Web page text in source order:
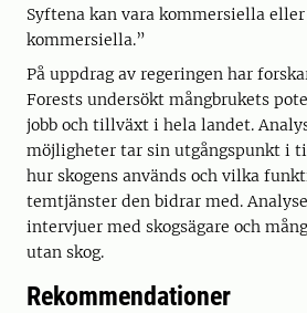
Syftena kan vara kommersiella
kommersiella.”
På uppdrag av regeringen har
Forests undersökt mångbrukets
jobb och tillväxt i hela landet.
möjligheter tar sin utgångspunkt i
hur skogens används och vilka
temtjänster den bidrar med.
intervjuer med skogsägare och
utan skog.
Rekommendationer